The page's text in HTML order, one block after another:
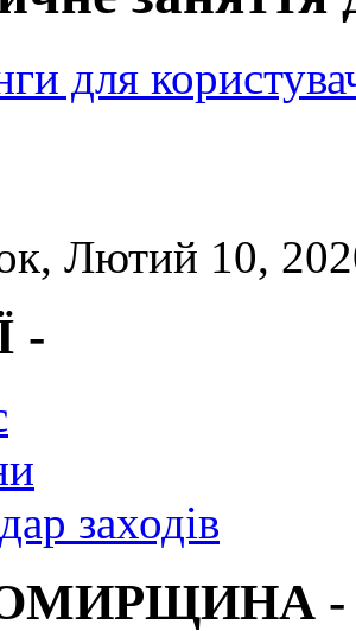
для
Лютий 10,
-
заходів
-